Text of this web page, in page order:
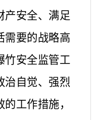
产安全、满足
需要的战略高
竹安全监管工
治自觉、强烈
工作措施，